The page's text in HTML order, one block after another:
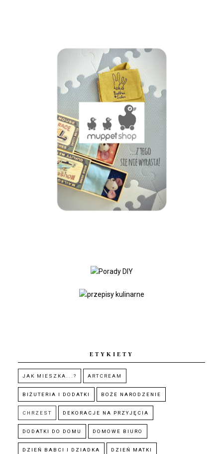
ETYKIETY
JAK MIESZKA...? ARTCREAM
BIŻUTERIA I DODATKI BOŻE NARODZENIE
CHRZEST DEKORACJE NA PRZYJĘCIA
DODATKI DO DOMU DOMOWE BIURO
DZIEŃ BABCI I DZIADKA DZIEŃ MATKI